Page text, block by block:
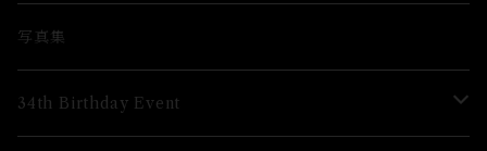
ブロマイド
Lブロマイド
グッズ
写真集
34th Birthday Event